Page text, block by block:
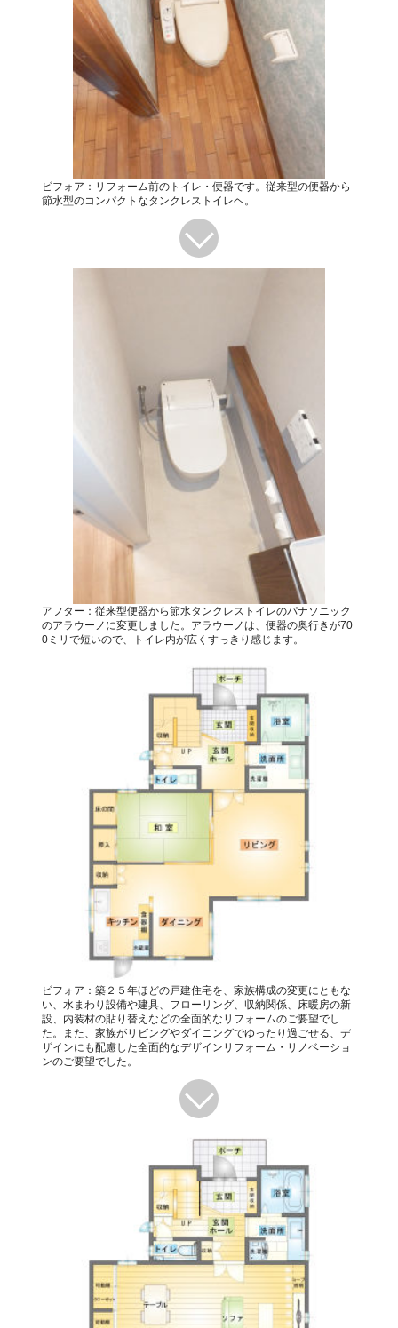
ビフォア：リフォーム前のトイレ・便器です。従来型の便器から
節水型のコンパクトなタンクレストイレヘ。
アフター：従来型便器から節水タンクレストイレのパナソニック
のアラウーノに変更しました。アラウーノは、便器の奥行きが70
0ミリで短いので、トイレ内が広くすっきり感じます。
ビフォア：築２５年ほどの戸建住宅を、家族構成の変更にともな
い、水まわり設備や建具、フローリング、収納関係、床暖房の新
設、内装材の貼り替えなどの全面的なリフォームのご要望でし
た。また、家族がリビングやダイニングでゆったり過ごせる、デ
ザインにも配慮した全面的なデザインリフォーム・リノベーショ
ンのご要望でした。